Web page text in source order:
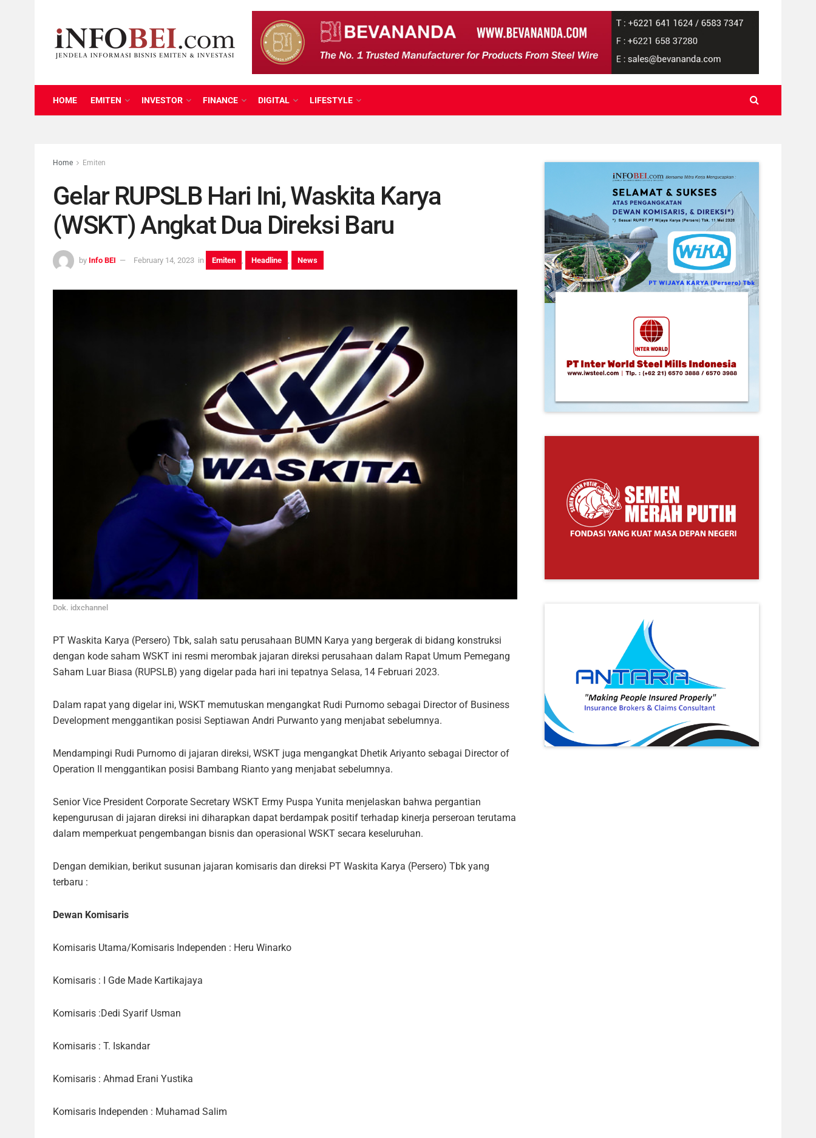
HOME EMITEN INVESTOR FINANCE DIGITAL LIFESTYLE
Home Emiten
Gelar RUPSLB Hari Ini, Waskita Karya
(WSKT) Angkat Dua Direksi Baru
by Info BEI February 14, 2023 in Emiten Headline News
Dok. idxchannel
PT Waskita Karya (Persero) Tbk, salah satu perusahaan BUMN Karya yang bergerak di bidang konstruksi
dengan kode saham WSKT ini resmi merombak jajaran direksi perusahaan dalam Rapat Umum Pemegang
Saham Luar Biasa (RUPSLB) yang digelar pada hari ini tepatnya Selasa, 14 Februari 2023.
Dalam rapat yang digelar ini, WSKT memutuskan mengangkat Rudi Purnomo sebagai Director of Business
Development menggantikan posisi Septiawan Andri Purwanto yang menjabat sebelumnya.
Mendampingi Rudi Purnomo di jajaran direksi, WSKT juga mengangkat Dhetik Ariyanto sebagai Director of
Operation II menggantikan posisi Bambang Rianto yang menjabat sebelumnya.
Senior Vice President Corporate Secretary WSKT Ermy Puspa Yunita menjelaskan bahwa pergantian
kepengurusan di jajaran direksi ini diharapkan dapat berdampak positif terhadap kinerja perseroan terutama
dalam memperkuat pengembangan bisnis dan operasional WSKT secara keseluruhan.
Dengan demikian, berikut susunan jajaran komisaris dan direksi PT Waskita Karya (Persero) Tbk yang
terbaru :
Dewan Komisaris
Komisaris Utama/Komisaris Independen : Heru Winarko
Komisaris : I Gde Made Kartikajaya
Komisaris :Dedi Syarif Usman
Komisaris : T. Iskandar
Komisaris : Ahmad Erani Yustika
Komisaris Independen : Muhamad Salim